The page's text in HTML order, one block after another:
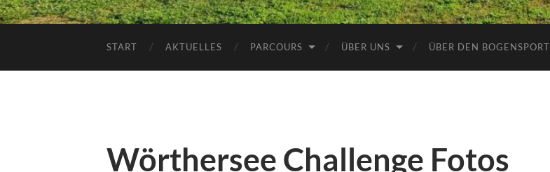
START AKTUELLES PARCOURS ÜBER UNS ÜBER DEN BOGENSPORT
Wörthersee Challenge Fotos